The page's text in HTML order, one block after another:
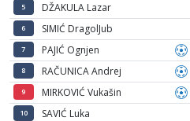
5 DŽAKULA Lazar
6 SIMIĆ DragolJub
7 PAJIĆ Ognjen
8 RAČUNICA Andrej
9 MIRKOVIĆ Vukašin
10 SAVIĆ Luka